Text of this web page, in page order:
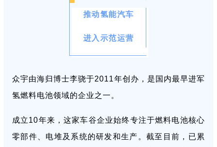
推动氢能汽车
进入示范运营
众宇由海归博士李骁于2011年创办，是国内最早进军
氢燃料电池领域的企业之一。
成立10年来，这家车谷企业始终专注于燃料电池核心
零部件、电堆及系统的研发和生产。截至目前，已累